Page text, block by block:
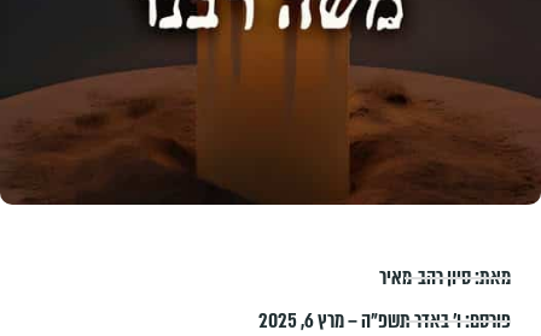
מאת:סיון רהב-מאיר
פורסם:ו׳ באדר תשפ״ה – מרץ 6, 2025